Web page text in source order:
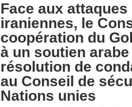
Face aux attaques
iraniennes, le
coopération du
à un soutien
résolution de
au Conseil de
Nations unies